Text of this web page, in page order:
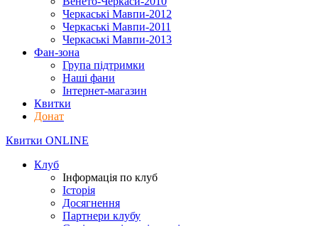
Черкаські Мавпи-2012
Черкаські Мавпи-2011
Черкаські Мавпи-2013
Фан-зона
Група підтримки
Наші фани
Інтернет-магазин
Квитки
Донат
Квитки ONLINE
Клуб
Інформація по клуб
Історія
Досягнення
Партнери клубу